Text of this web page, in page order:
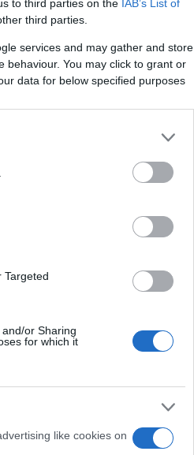
to third parties on the IAB’s List of
third parties.
services and may gather and store
behaviour. You may click to grant or
data for below specified purposes
Targeted
or Sharing
for which it
like cookies on
ΕΛΑΣ: Ο
δολοφονήθηκε
Τσίπρα»